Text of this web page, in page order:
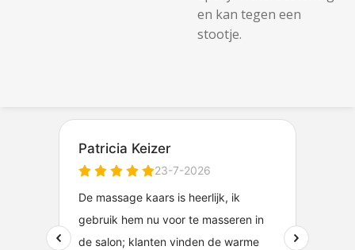
en kan tegen een
stootje.